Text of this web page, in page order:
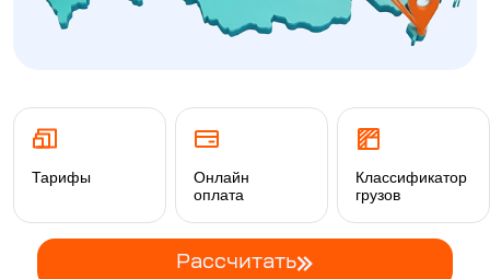
Тарифы
Онлайн
оплата
Классификатор
грузов
Рассчитать